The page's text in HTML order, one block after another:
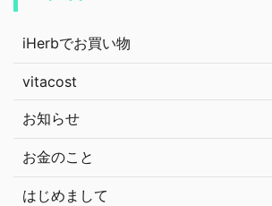
iHerbでお買い物
vitacost
お知らせ
お金のこと
はじめまして